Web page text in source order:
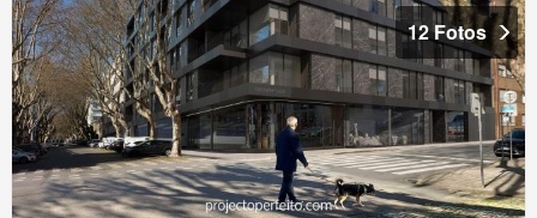
12 Fotos